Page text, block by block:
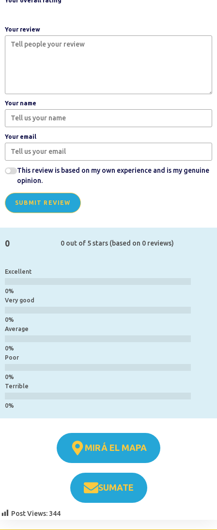
Your review
Your name
Your email
This review is based on my own experience and is my genuine
opinion.
SUBMIT REVIEW
0 0 out of 5 stars (based on 0 reviews)
Excellent
Very good
Average
Poor
Terrible
MIRÁ EL MAPA
SUMATE
Post Views: 344